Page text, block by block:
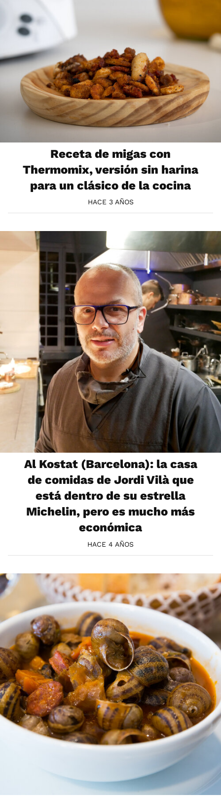
Receta de migas con
Thermomix, versión sin harina
para un clásico de la cocina
HACE 3 AÑOS
Al Kostat (Barcelona): la casa
de comidas de Jordi Vilà que
está dentro de su estrella
Michelin, pero es mucho más
económica
HACE 4 AÑOS